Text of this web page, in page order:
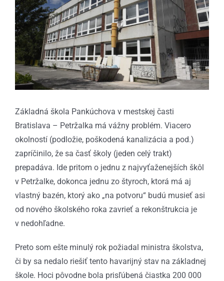
Základná škola Pankúchova v mestskej časti
Bratislava – Petržalka má vážny problém. Viacero
okolností (podložie, poškodená kanalizácia a pod.)
zapríčinilo, že sa časť školy (jeden celý trakt)
prepadáva. Ide pritom o jednu z najvyťaženejších škôl
v Petržalke, dokonca jednu zo štyroch, ktorá má aj
vlastný bazén, ktorý ako „na potvoru“ budú musieť asi
od nového školského roka zavrieť a rekonštrukcia je
v nedohľadne.
Preto som ešte minulý rok požiadal ministra školstva,
či by sa nedalo riešiť tento havarijný stav na základnej
škole. Hoci pôvodne bola prisľúbená čiastka 200 000